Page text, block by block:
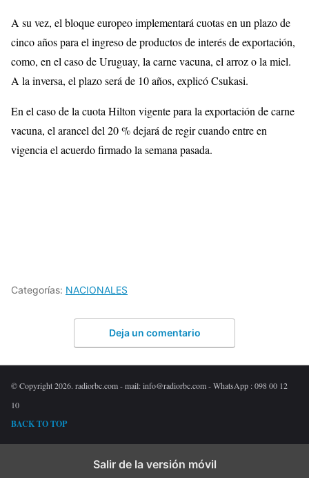
A su vez, el bloque europeo implementará cuotas en un plazo de
cinco años para el ingreso de productos de interés de exportación,
como, en el caso de Uruguay, la carne vacuna, el arroz o la miel.
A la inversa, el plazo será de 10 años, explicó Csukasi.
En el caso de la cuota Hilton vigente para la exportación de carne
vacuna, el arancel del 20 % dejará de regir cuando entre en
vigencia el acuerdo firmado la semana pasada.
Categorías: NACIONALES
Deja un comentario
© Copyright 2026. radiorbc.com - mail: info@radiorbc.com - WhatsApp : 098 00 12
10
BACK TO TOP
Salir de la versión móvil